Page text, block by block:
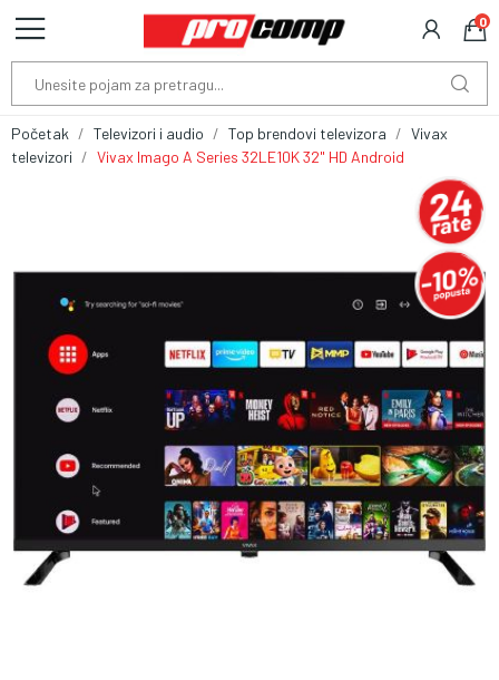
0
Početak Televizori i audio Top brendovi televizora
Vivax
televizori
Vivax Imago A Series 32LE10K 32" HD Android